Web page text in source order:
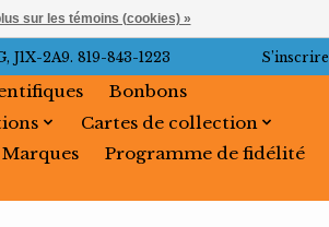
2A9. 819-843-1223
Bonbons
Cartes de collection
Marques
Programme de fidélité
sur les témoins (cookies) »